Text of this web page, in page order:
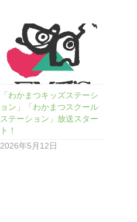
「わかまつキッズステーシ
ョン」「わかまつスクール
ステーション」放送スター
ト！
2026年5月12日